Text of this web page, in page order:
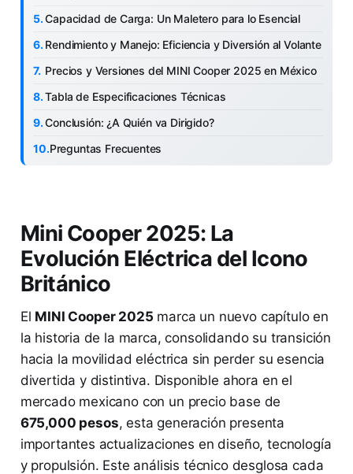
Capacidad de Carga: Un Maletero para lo Esencial
Rendimiento y Manejo: Eficiencia y Diversión al Volante
Precios y Versiones del MINI Cooper 2025 en México
Tabla de Especificaciones Técnicas
Conclusión: ¿A Quién va Dirigido?
Preguntas Frecuentes
Mini Cooper 2025: La
Evolución Eléctrica del Icono
Británico
El MINI Cooper 2025 marca un nuevo capítulo en
la historia de la marca, consolidando su transición
hacia la movilidad eléctrica sin perder su esencia
divertida y distintiva. Disponible ahora en el
mercado mexicano con un precio base de
675,000 pesos, esta generación presenta
importantes actualizaciones en diseño, tecnología
y propulsión. Este análisis técnico desglosa cada